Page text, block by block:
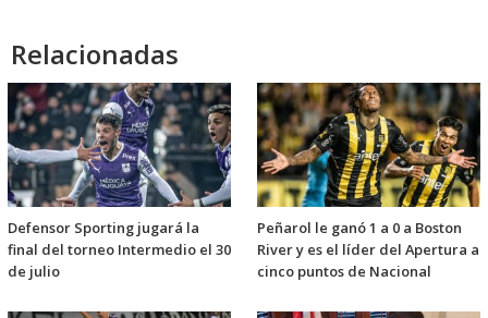
Relacionadas
Defensor Sporting jugará la
final del torneo Intermedio el 30
de julio
Peñarol le ganó 1 a 0 a Boston
River y es el líder del Apertura a
cinco puntos de Nacional